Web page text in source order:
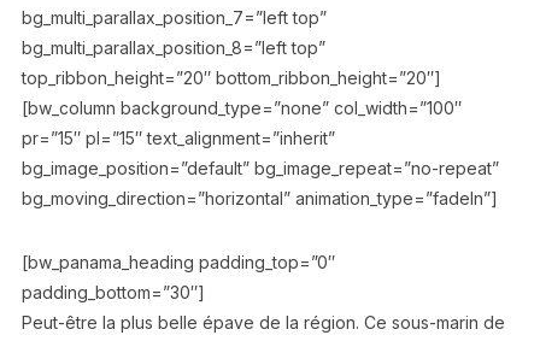
bg_multi_parallax_position_7=”left top”
bg_multi_parallax_position_8=”left top”
top_ribbon_height=”20″ bottom_ribbon_height=”20″]
[bw_column background_type=”none” col_width=”100″
pr=”15″ pl=”15″ text_alignment=”inherit”
bg_image_position=”default” bg_image_repeat=”no-repeat”
bg_moving_direction=”horizontal” animation_type=”fadeIn”]
[bw_panama_heading padding_top=”0″
padding_bottom=”30″]
Peut-être la plus belle épave de la région. Ce sous-marin de